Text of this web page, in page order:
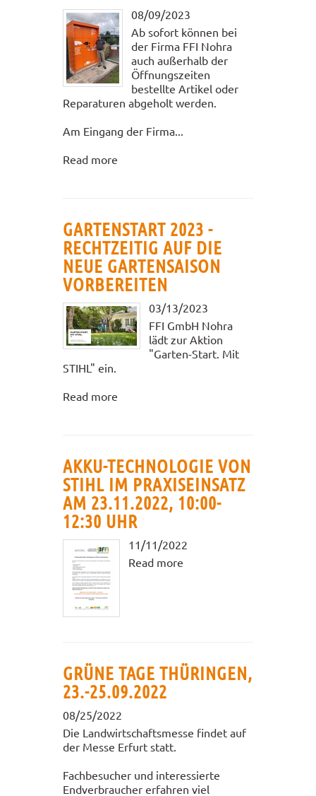
08/09/2023
Ab sofort können bei
der Firma FFI Nohra
auch außerhalb der
Öffnungszeiten
bestellte Artikel oder
Reparaturen abgeholt werden.
Am Eingang der Firma...
Read more
GARTENSTART 2023 -
RECHTZEITIG AUF DIE
NEUE GARTENSAISON
VORBEREITEN
03/13/2023
FFI GmbH Nohra
lädt zur Aktion
"Garten-Start. Mit
STIHL" ein.
Read more
AKKU-TECHNOLOGIE VON
STIHL IM PRAXISEINSATZ
AM 23.11.2022, 10:00-
12:30 UHR
11/11/2022
Read more
GRÜNE TAGE THÜRINGEN,
23.-25.09.2022
08/25/2022
Die Landwirtschaftsmesse findet auf
der Messe Erfurt statt.
Fachbesucher und interessierte
Endverbraucher erfahren viel